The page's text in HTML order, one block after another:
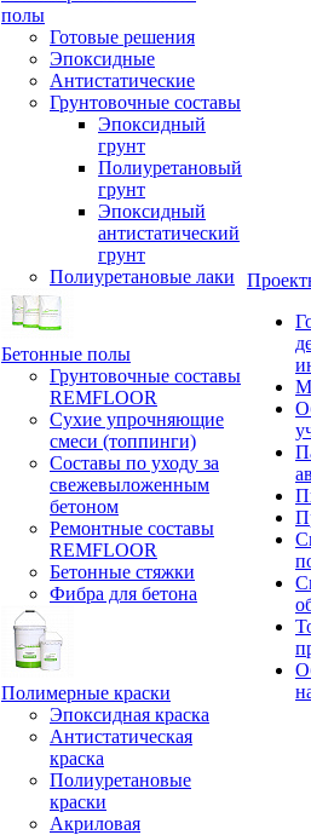
полы
Готовые решения
Эпоксидные
Антистатические
Грунтовочные составы
Эпоксидный
грунт
Полиуретановый
грунт
Эпоксидный
антистатический
грунт
Полиуретановые лаки
Бетонные полы
Грунтовочные составы
REMFLOOR
Сухие упрочняющие
смеси (топпинги)
Составы по уходу за
свежевыложенным
бетоном
Ремонтные составы
REMFLOOR
Бетонные стяжки
Фибра для бетона
Полимерные краски
Эпоксидная краска
Антистатическая
краска
Полиуретановые
краски
Акриловая